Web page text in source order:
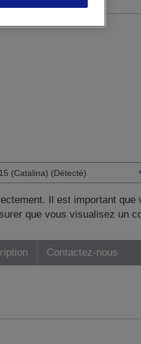
Il est important que
que vous visualisez un
Contactez-nous